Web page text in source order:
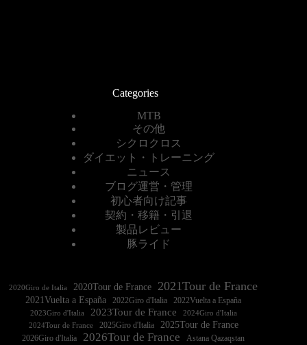
Categories
MTB
その他
シクロクロス
ダイエット・トレーニング
ニュース
ブログ運営・管理
初心者向け記事
契約・移籍・引退
製品レビュー
豚ライド
2020Giro de Italia 2020Tour de France 2021Tour de France
2021Vuelta a España 2022Vuelta a España
2023Giro d'Italia 2023Tour de France
2024Tour de France
2025Giro d'Italia 2025Tour de France
2026Giro d'Italia 2026Tour de France Astana Qazaqstan